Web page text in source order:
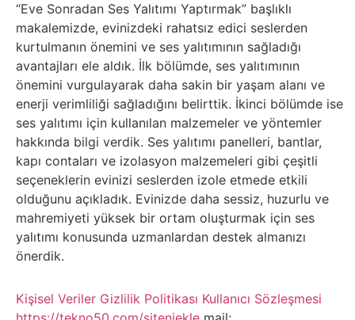
Bilgi
Bilgisayar
Bilim
Bitcoin
Bitkiler
Çizgi
Film
Diğer
“Eve Sonradan Ses Yalıtımı Yaptırmak” başlıklı
makalemizde, evinizdeki rahatsız edici seslerden
kurtulmanın önemini ve ses yalıtımının sağladığı
avantajları ele aldık. İlk bölümde, ses yalıtımının
önemini vurgulayarak daha sakin bir yaşam alanı ve
enerji verimliliği sağladığını belirttik. İkinci bölümde ise
ses yalıtımı için kullanılan malzemeler ve yöntemler
hakkında bilgi verdik. Ses yalıtımı panelleri, bantlar,
kapı contaları ve izolasyon malzemeleri gibi çeşitli
seçeneklerin evinizi seslerden izole etmede etkili
olduğunu açıkladık. Evinizde daha sessiz, huzurlu ve
mahremiyeti yüksek bir ortam oluşturmak için ses
yalıtımı konusunda uzmanlardan destek almanızı
önerdik.
Kişisel Veriler Gizlilik Politikası Kullanıcı Sözleşmesi